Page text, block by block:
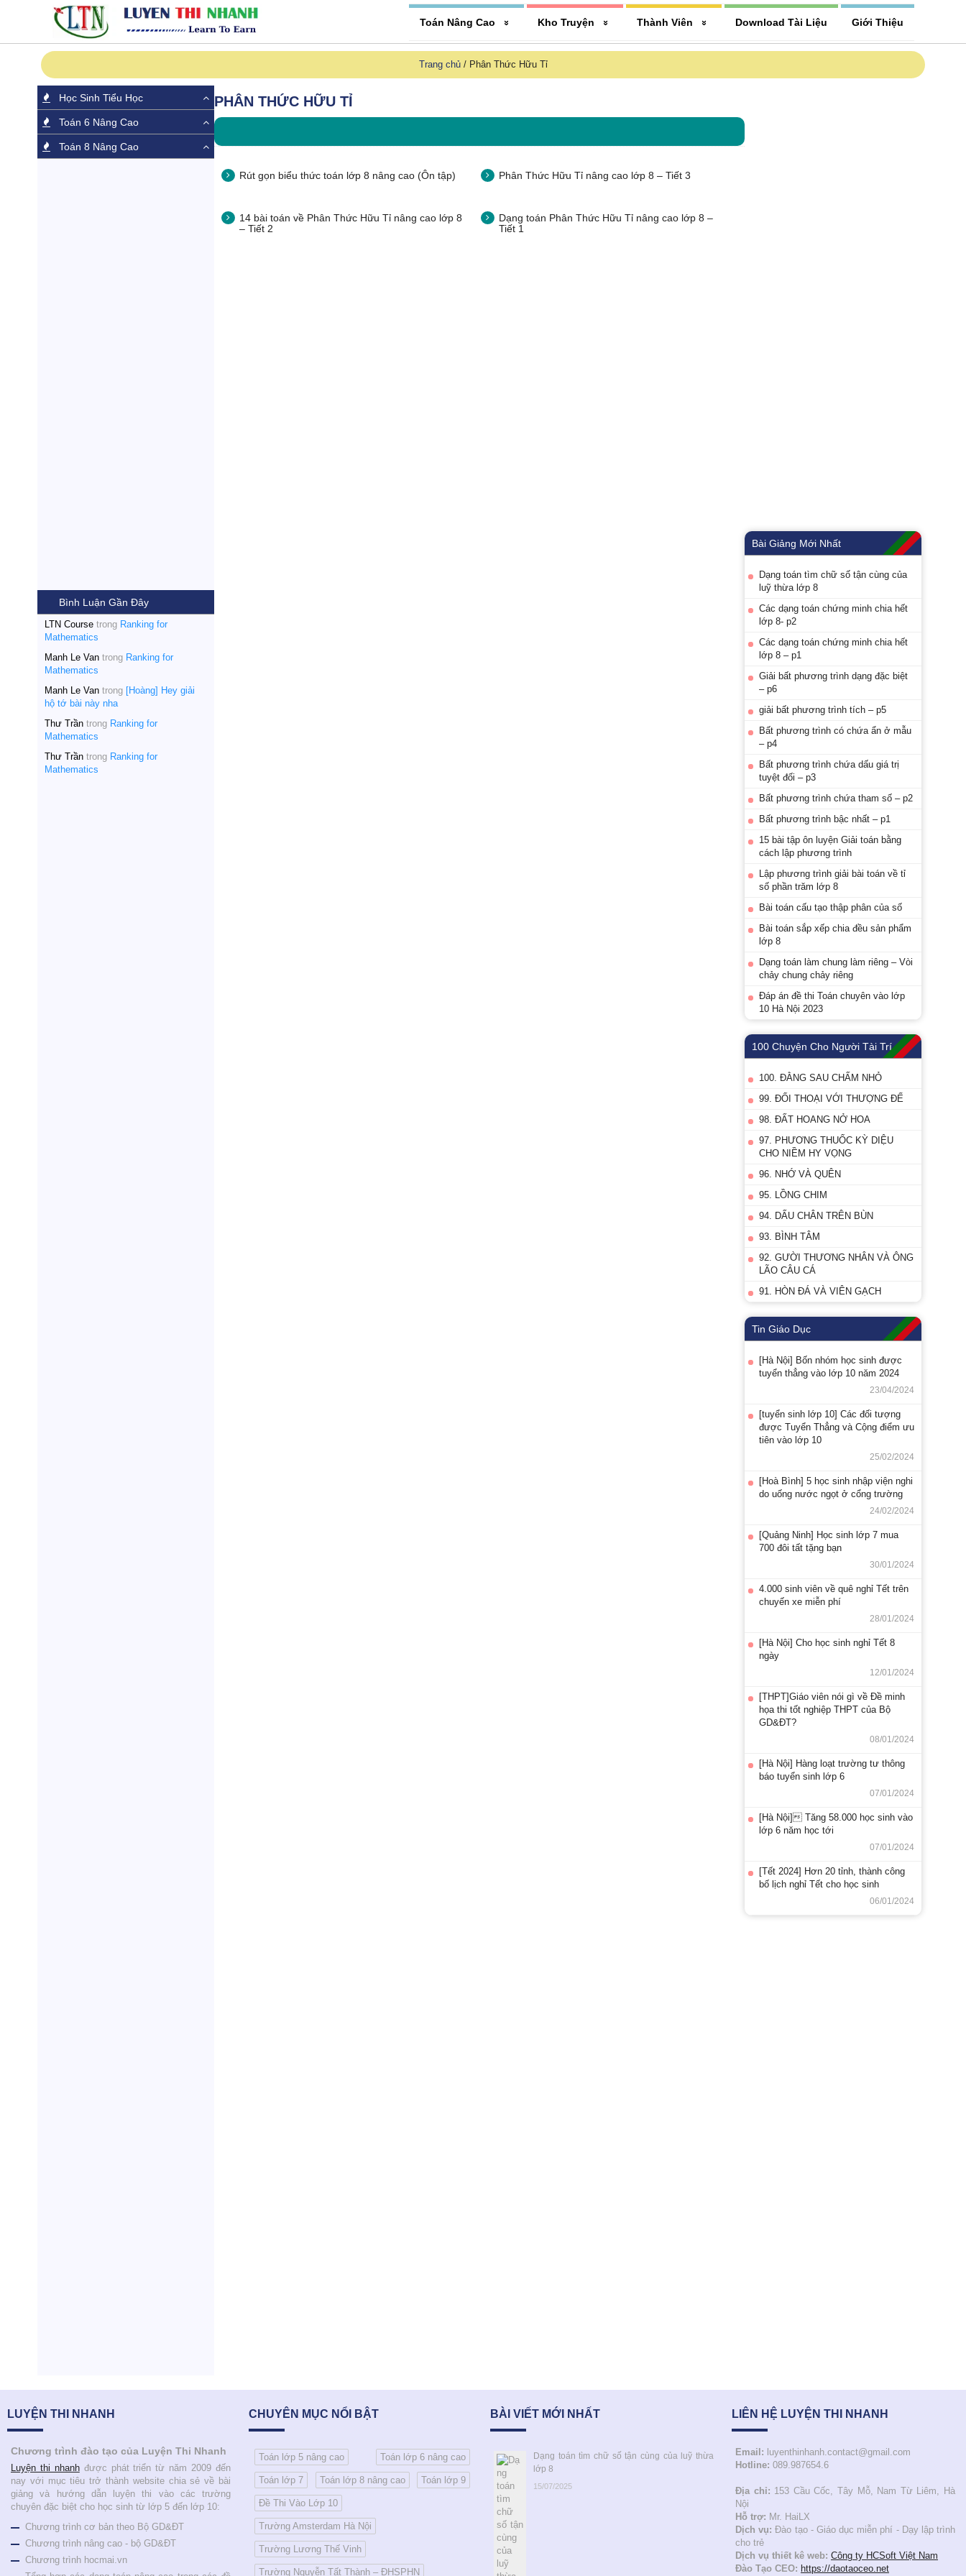
Toán Nâng Cao Kho Truyện Thành Viên Download Tài Liệu Giới Thiệu
Trang chủ/ Phân Thức Hữu Tỉ
Học Sinh Tiểu Học
Toán 6 Nâng Cao
Toán 8 Nâng Cao
Bình Luận Gần Đây
LTN Course trong Ranking for
Mathematics
Manh Le Van trong Ranking for
Mathematics
Manh Le Van trong [Hoàng] Hey giải
hộ tớ bài này nha
Thư Trần trong Ranking for
Mathematics
Thư Trần trong Ranking for
Mathematics
PHÂN THỨC HỮU TỈ
Rút gọn biểu thức toán lớp 8 nâng cao (Ôn tập) Phân Thức Hữu Tỉ nâng cao lớp 8 – Tiết 3
14 bài toán về Phân Thức Hữu Tỉ nâng cao lớp 8
– Tiết 2
Dạng toán Phân Thức Hữu Tỉ nâng cao lớp 8 –
Tiết 1
Bài Giảng Mới Nhất
Dạng toán tìm chữ số tận cùng của
luỹ thừa lớp 8
Các dạng toán chứng minh chia hết
lớp 8- p2
Các dạng toán chứng minh chia hết
lớp 8 – p1
Giải bất phương trình dạng đặc biệt
– p6
giải bất phương trình tích – p5
Bất phương trình có chứa ẩn ở mẫu
– p4
Bất phương trình chứa dấu giá trị
tuyệt đối – p3
Bất phương trình chứa tham số – p2
Bất phương trình bậc nhất – p1
15 bài tập ôn luyện Giải toán bằng
cách lập phương trình
Lập phương trình giải bài toán về tỉ
số phần trăm lớp 8
Bài toán cấu tạo thập phân của số
Bài toán sắp xếp chia đều sản phẩm
lớp 8
Dạng toán làm chung làm riêng – Vòi
chảy chung chảy riêng
Đáp án đề thi Toán chuyên vào lớp
10 Hà Nội 2023
100 Chuyện Cho Người Tài Trí
100. ĐẰNG SAU CHẤM NHỎ
99. ĐỐI THOẠI VỚI THƯỢNG ĐẾ
98. ĐẤT HOANG NỞ HOA
97. PHƯƠNG THUỐC KỲ DIỆU
CHO NIỀM HY VỌNG
96. NHỚ VÀ QUÊN
95. LỒNG CHIM
94. DẤU CHÂN TRÊN BÙN
93. BÌNH TÂM
92. GƯỜI THƯƠNG NHÂN VÀ ÔNG
LÃO CÂU CÁ
91. HÒN ĐÁ VÀ VIÊN GẠCH
Tin Giáo Dục
[Hà Nội] Bốn nhóm học sinh được
tuyển thẳng vào lớp 10 năm 2024
23/04/2024
[tuyển sinh lớp 10] Các đối tượng
được Tuyển Thẳng và Cộng điểm ưu
tiên vào lớp 10
25/02/2024
[Hoà Bình] 5 học sinh nhập viện nghi
do uống nước ngọt ở cổng trường
24/02/2024
[Quảng Ninh] Học sinh lớp 7 mua
700 đôi tất tặng bạn
30/01/2024
4.000 sinh viên về quê nghỉ Tết trên
chuyến xe miễn phí
28/01/2024
[Hà Nội] Cho học sinh nghỉ Tết 8
ngày
12/01/2024
[THPT]Giáo viên nói gì về Đề minh
họa thi tốt nghiệp THPT của Bộ
GD&ĐT?
08/01/2024
[Hà Nội] Hàng loạt trường tư thông
báo tuyển sinh lớp 6
07/01/2024
[Hà Nội] Tăng 58.000 học sinh vào
lớp 6 năm học tới
07/01/2024
[Tết 2024] Hơn 20 tỉnh, thành công
bố lịch nghỉ Tết cho học sinh
06/01/2024
LUYỆN THI NHANH
Chương trình đào tạo của Luyện Thi Nhanh
Luyện thi nhanhđược phát triển từ năm 2009 đến
nay với mục tiêu trở thành website chia sẻ về bài
giảng và hướng dẫn luyện thi vào các trường
chuyên đặc biệt cho học sinh từ lớp 5 đến lớp 10:
Chương trình cơ bản theo Bộ GD&ĐT
Chương trình nâng cao - bộ GD&ĐT
Chương trình hocmai.vn
CHUYÊN MỤC NỔI BẬT
Toán lớp 5 nâng cao Toán lớp 6 nâng cao
Toán lớp 7 Toán lớp 8 nâng cao Toán lớp 9
Đề Thi Vào Lớp 10
Trường Amsterdam Hà Nội
Trường Lương Thế Vinh
Trường Nguyễn Tất Thành – ĐHSPHN
BÀI VIẾT MỚI NHẤT
Dạng toán tìm chữ số tận cùng của luỹ thừa
lớp 8
15/07/2025
LIÊN HỆ LUYỆN THI NHANH
Email: luyenthinhanh.contact@gmail.com
Hotline: 089.987654.6
Địa chỉ: 153 Cầu Cốc, Tây Mỗ, Nam Từ Liêm, Hà
Nội
Hỗ trợ: Mr. HaiLX
Dịch vụ: Đào tạo - Giáo dục miễn phí - Dạy lập trình
cho trẻ
Dịch vụ thiết kê web: Công ty HCSoft Việt Nam
Đào Tạo CEO: https://daotaoceo.net